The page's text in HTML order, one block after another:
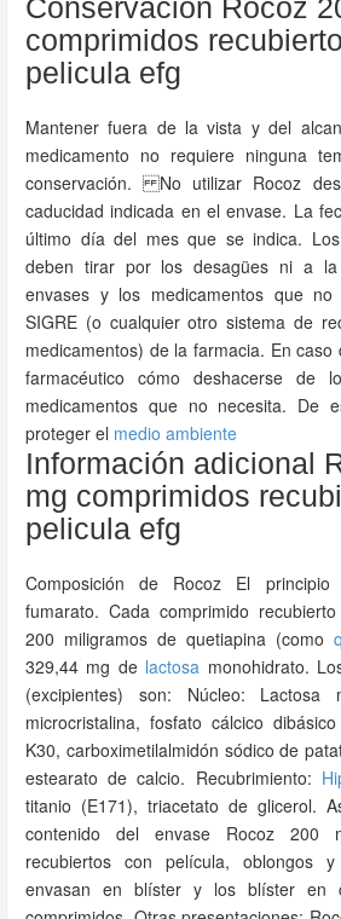
Conservación Rocoz
comprimidos
pelicula efg
Mantener fuera de la vista y del
medicamento no requiere ninguna
conservación. No utilizar Rocoz
caducidad indicada en el envase. La
último día del mes que se indica. Los
deben tirar por los desagües ni a la
envases y los medicamentos que
SIGRE (o cualquier otro sistema de
medicamentos) de la farmacia. En
farmacéutico cómo deshacerse de
medicamentos que no necesita. De
proteger el medio ambiente
Información adicional
mg comprimidos
pelicula efg
Composición de Rocoz El
fumarato. Cada comprimido
200 miligramos de quetiapina (como
329,44 mg de lactosa monohidrato.
(excipientes) son: Núcleo: Lactosa
microcristalina, fosfato cálcico
K30, carboximetilalmidón sódico de
estearato de calcio. Recubrimiento:
titanio (E171), triacetato de glicerol.
contenido del envase Rocoz 200
recubiertos con película, oblongos
envasan en blíster y los blíster en